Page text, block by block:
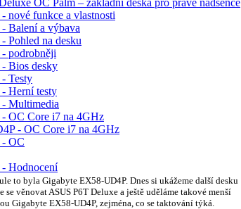
nové funkce a vlastnosti
Balení a výbava
Pohled na desku
podrobněji
Bios desky
Testy
Herní testy
Multimedia
OC Core i7 na 4GHz
- OC Core i7 na 4GHz
OC
Hodnocení
to byla Gigabyte EX58-UD4P. Dnes si ukážeme další desku
věnovat ASUS P6T Deluxe a ještě uděláme takové menší
Gigabyte EX58-UD4P, zejména, co se taktování týká.